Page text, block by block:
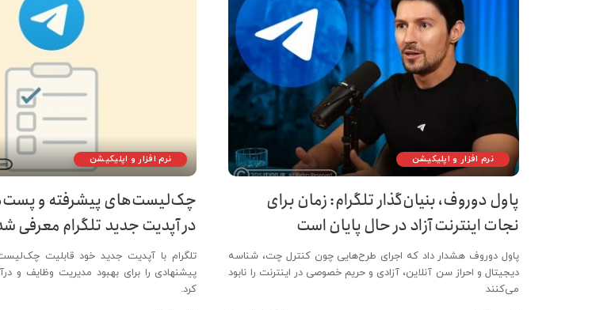
نرم افزار و اپلیکیشن
پاول دوروف، بنیان‌گذار تلگرام: زمان برای
نجات اینترنت آزاد در حال پایان است
پاول دوروف هشدار داد که اجرای طرح‌هایی چون کنترل چت، شناسه
دیجیتال و احراز سن آنلاین، آزادی و حریم خصوصی در اینترنت را نابود
می‌کنند
نرم افزار و اپلیکیشن
چک‌لیست‌های پیشرفته و
در آپدیت جدید تلگرام معرفی
تلگرام با آپدیت جدید خود قابلیت
پیشنهادی را برای بهبود مدیریت وظایف و
کرد.